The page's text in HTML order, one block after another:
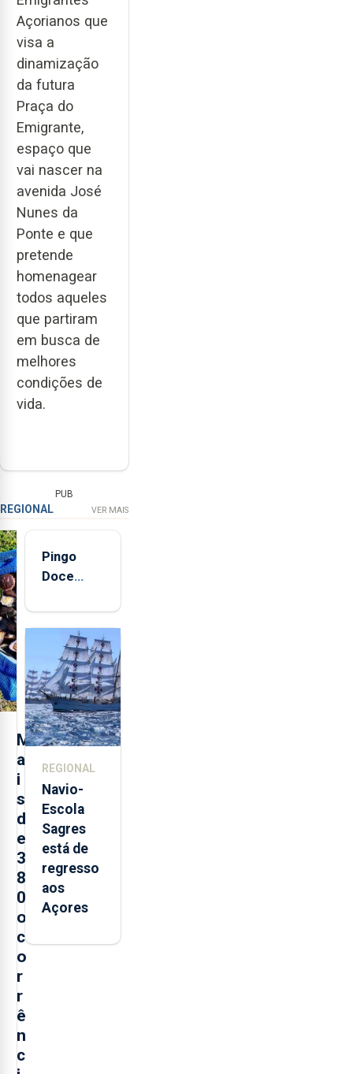
Açorianos que
visa a
dinamização
da futura
Praça do
Emigrante,
espaço que
vai nascer na
avenida José
Nunes da
Ponte e que
pretende
homenagear
todos aqueles
que partiram
em busca de
melhores
condições de
vida.
PUB
REGIONAL VER MAIS
M
a
i
s
d
e
3
8
0
o
c
o
r
r
ê
n
c
Pingo
Doce
quinta-
feira nova
loja em
São
Sebastião
e cria 30
postos de
REGIONAL
Navio-
Escola
Sagres
está de
regresso
aos
Açores